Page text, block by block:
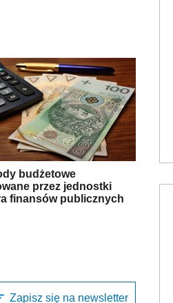
budżetowe
przez jednostki
finansów publicznych
Zapisz się na newsletter